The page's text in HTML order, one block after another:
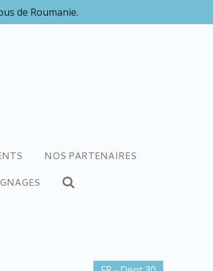
de Roumanie.
NOS PARTENAIRES